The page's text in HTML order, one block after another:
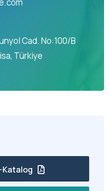
Cad. No:100/B
Türkiye
Katalog